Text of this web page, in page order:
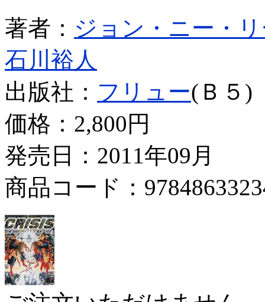
著者： ジョン・ニー・
石川裕人
出版社： フリュー(Ｂ５)
価格： 2,800円
発売日：2011年09月
商品コード：